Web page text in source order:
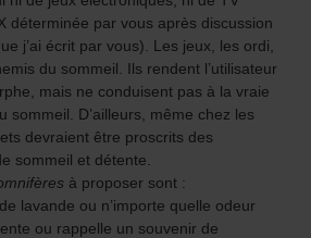
déterminée par vous après discussion
j’ai écrit par vous). Les jeux, les ordi,
du sommeil. Ils rendent l’utilisateur
mais ne conduisent pas à la vraie
sommeil. D’ailleurs, même chez les
devraient être proscrits des
sommeil et détente.
à proposer sont :
lavande ou n’importe quelle odeur
ou rappelle un souvenir de